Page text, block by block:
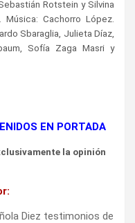
Rotstein y Silvina
Música: Cachorro López.
Sbaraglia, Julieta Díaz,
Sofía Zaga Masri y
EN PORTADA
la opinión
Diez testimonios de